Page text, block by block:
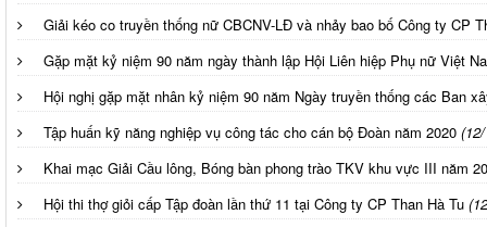
Giải kéo co truyền thống nữ CBCNV-LĐ và nhảy bao bố Công ty CP
Gặp mặt kỷ niệm 90 năm ngày thành lập Hội Liên hiệp Phụ nữ Việt
Hội nghị gặp mặt nhân kỷ niệm 90 năm Ngày truyền thống các Ban
Tập huấn kỹ năng nghiệp vụ công tác cho cán bộ Đoàn năm 2020
Khai mạc Giải Cầu lông, Bóng bàn phong trào TKV khu vực III năm
Hội thi thợ giỏi cấp Tập đoàn lần thứ 11 tại Công ty CP Than Hà Tu